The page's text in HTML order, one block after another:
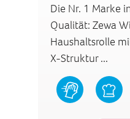
Die Nr. 1 Marke
Qualität: Zewa
Haushaltsrolle
X-Struktur ...